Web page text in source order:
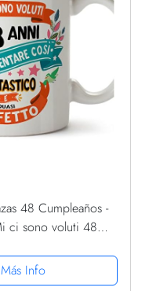
48 Cumpleaños -
ci sono voluti 48
y divertido
Más Info